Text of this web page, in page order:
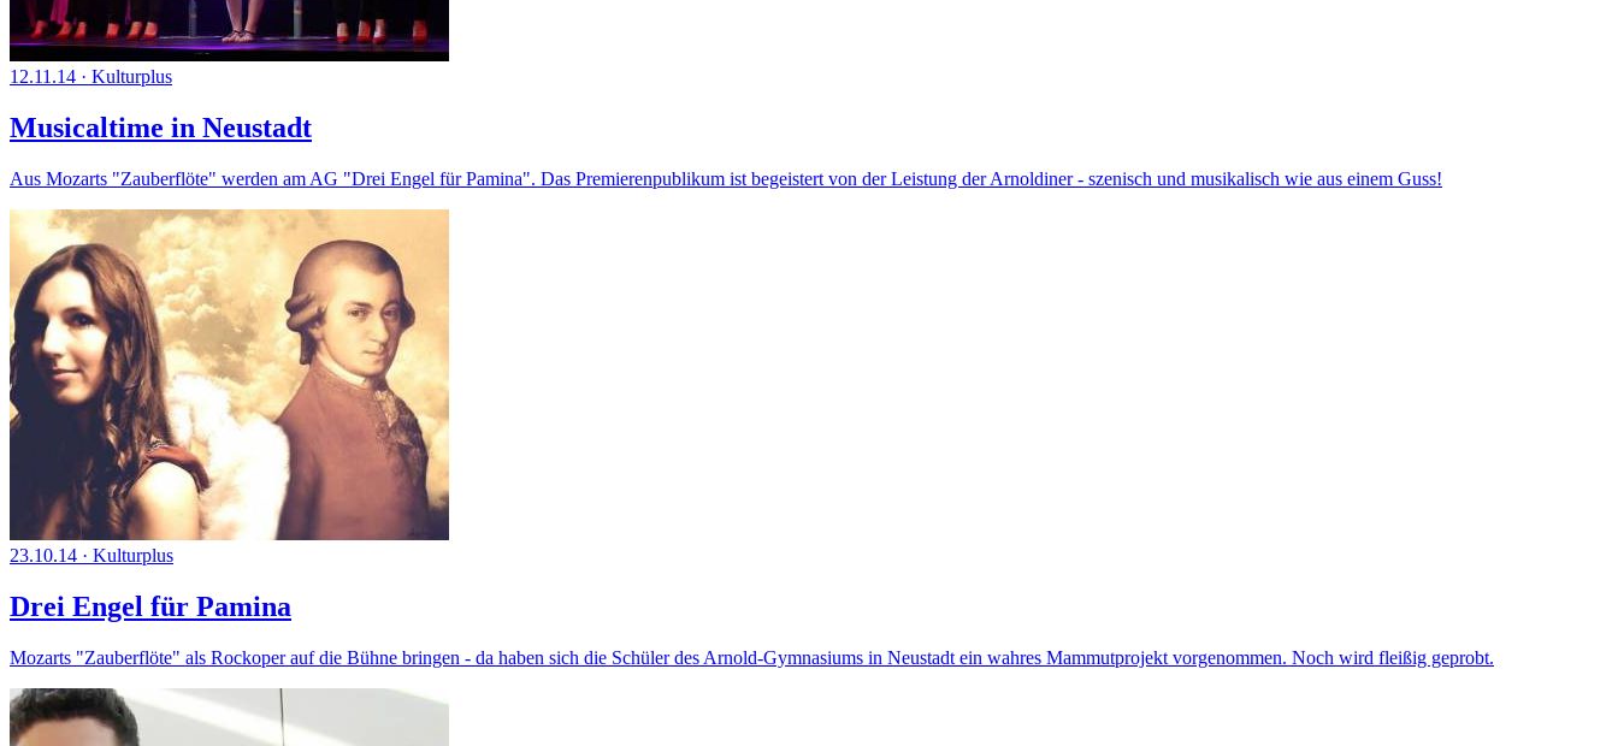
12.11.14 · Kulturplus
Musicaltime in Neustadt
Aus Mozarts "Zauberflöte" werden am AG "Drei Engel für Pamina". Das Premierenpublikum ist begeistert von der Leistung der Arnoldiner - szenisch und musikalisch wie aus einem Guss!
23.10.14 · Kulturplus
Drei Engel für Pamina
Mozarts "Zauberflöte" als Rockoper auf die Bühne bringen - da haben sich die Schüler des Arnold-Gymnasiums in Neustadt ein wahres Mammutprojekt vorgenommen. Noch wird fleißig geprobt.